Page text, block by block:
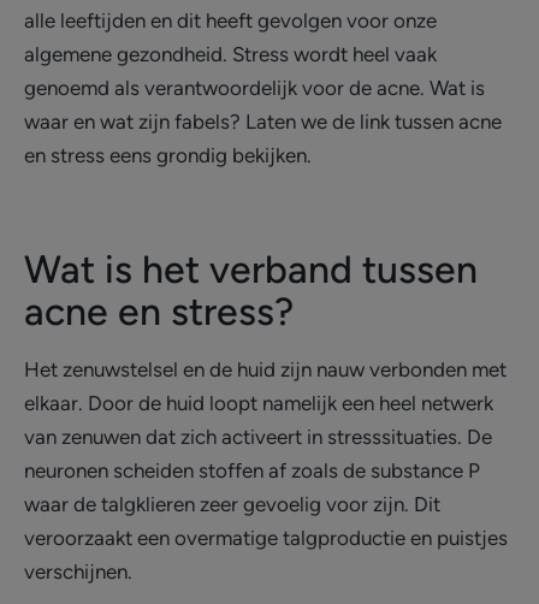
alle leeftijden en dit heeft gevolgen voor onze
algemene gezondheid. Stress wordt heel vaak
genoemd als verantwoordelijk voor de acne. Wat is
waar en wat zijn fabels? Laten we de link tussen acne
en stress eens grondig bekijken.
Wat is het verband tussen
acne en stress?
Het zenuwstelsel en de huid zijn nauw verbonden met
elkaar. Door de huid loopt namelijk een heel netwerk
van zenuwen dat zich activeert in stresssituaties. De
neuronen scheiden stoffen af zoals de substance P
waar de talgklieren zeer gevoelig voor zijn. Dit
veroorzaakt een overmatige talgproductie en puistjes
verschijnen.